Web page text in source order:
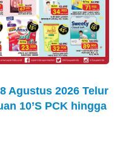
Agustus 2026 Telur
10’S PCK hingga